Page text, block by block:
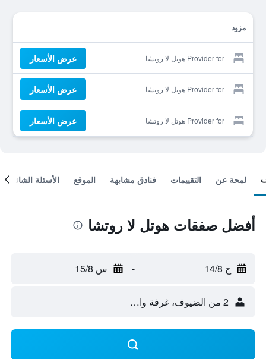
مزود
Provider for هوتل لا روتشا عرض الأسعار
Provider for هوتل لا روتشا عرض الأسعار
Provider for هوتل لا روتشا عرض الأسعار
لمحة عن التقييمات فنادق مشابهة الموقع الأسئلة الشائعة
أفضل صفقات هوتل لا روتشا
ج 14/8 - س 15/8
2 من الضيوف، غرفة واحدة